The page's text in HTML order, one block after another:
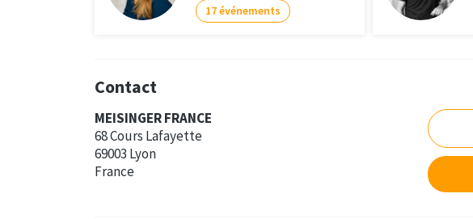
17 événements
Contact
MEISINGER FRANCE
68 Cours Lafayette
69003 Lyon
France